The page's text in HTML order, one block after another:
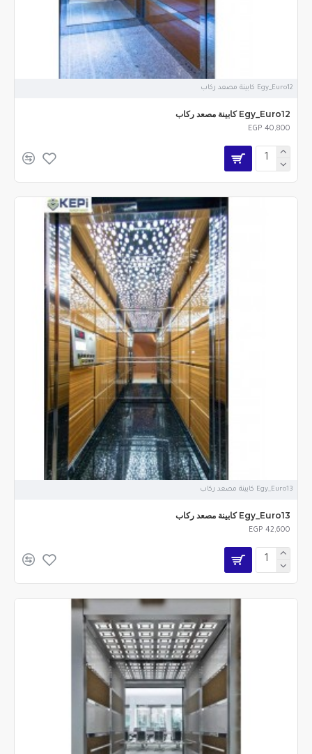
Egy_Euro12 كابينة مصعد ركاب
Egy_Euro12 كابينة مصعد ركاب
EGP 40,800
Egy_Euro13 كابينة مصعد ركاب
Egy_Euro13 كابينة مصعد ركاب
EGP 42,600